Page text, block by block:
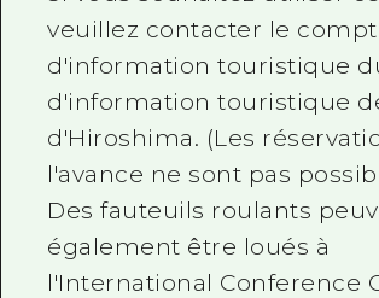
veuillez contacter le
d'information touristique
d'information touristique
d'Hiroshima. (Les
l'avance ne sont pas
Des fauteuils roulants
également être loués à
l'International Conference